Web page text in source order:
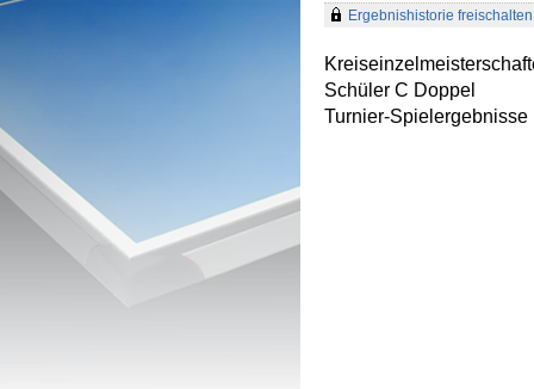
Ergebnishistorie freischalten
Schüler C Doppel
Turnier-Spielergebnisse